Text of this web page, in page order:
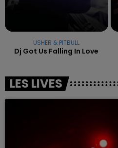
USHER & PITBULL
Dj Got Us Falling In Love
LES LIVES